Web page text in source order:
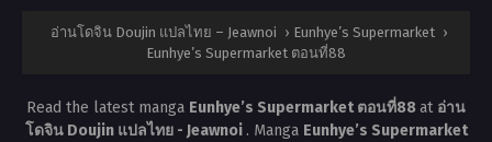
อ่านโดจิน Doujin แปลไทย – Jeawnoi › Eunhye’s Supermarket ›
Eunhye’s Supermarket ตอนที่88
Read the latest manga Eunhye’s Supermarket ตอนที่88at อ่าน
โดจิน Doujin แปลไทย - Jeawnoi . Manga Eunhye’s Supermarket